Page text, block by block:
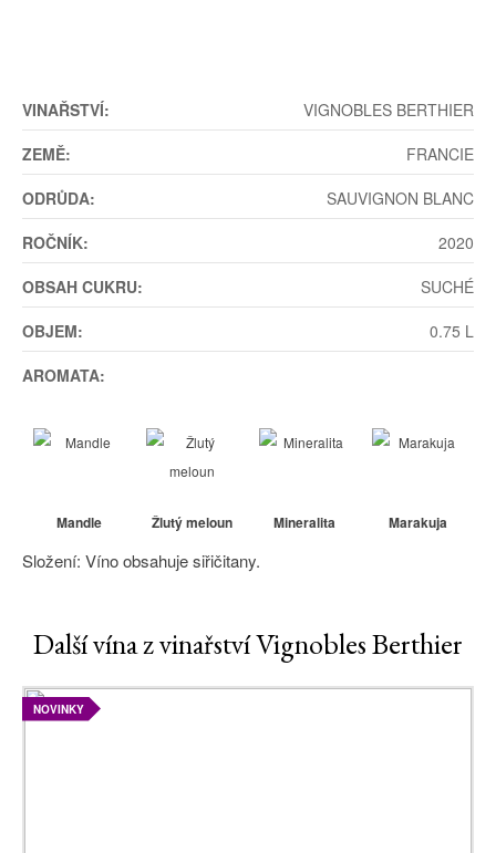
VINAŘSTVÍ:
VIGNOBLES BERTHIER
ZEMĚ:
FRANCIE
ODRŮDA:
SAUVIGNON BLANC
ROČNÍK:
2020
OBSAH CUKRU:
SUCHÉ
OBJEM:
0.75 L
AROMATA:
Mandle Žlutý meloun Mineralita Marakuja
Složení: Víno obsahuje siřičitany.
Další vína z vinařství Vignobles Berthier
NOVINKY